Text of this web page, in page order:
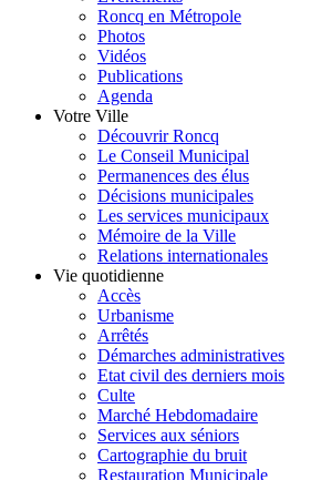
Roncq en Métropole
Photos
Vidéos
Publications
Agenda
Votre Ville
Découvrir Roncq
Le Conseil Municipal
Permanences des élus
Décisions municipales
Les services municipaux
Mémoire de la Ville
Relations internationales
Vie quotidienne
Accès
Urbanisme
Arrêtés
Démarches administratives
Etat civil des derniers mois
Culte
Marché Hebdomadaire
Services aux séniors
Cartographie du bruit
Restauration Municipale